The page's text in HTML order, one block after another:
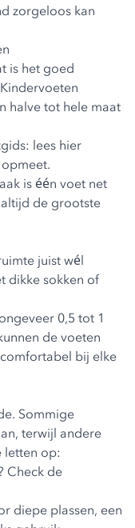
zorgeloos kan
is het goed
halve tot hele maat
lees hier
.
is één voet net
de grootste
juist wél
dikke sokken of
0,5 tot 1
de voeten
bij elke
Sommige
terwijl andere
letten op:
Check de
diepe plassen, een